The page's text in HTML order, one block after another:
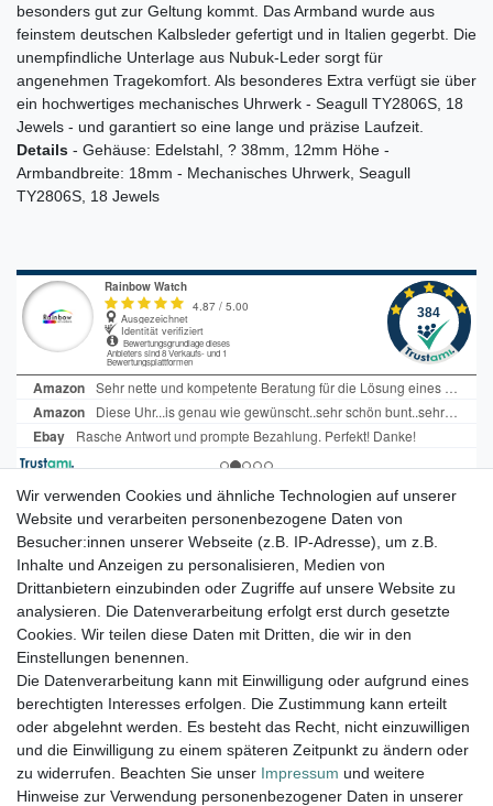
besonders gut zur Geltung kommt. Das Armband wurde aus
feinstem deutschen Kalbsleder gefertigt und in Italien gegerbt. Die
unempfindliche Unterlage aus Nubuk-Leder sorgt für
angenehmen Tragekomfort. Als besonderes Extra verfügt sie über
ein hochwertiges mechanisches Uhrwerk - Seagull TY2806S, 18
Jewels - und garantiert so eine lange und präzise Laufzeit.
Details - Gehäuse: Edelstahl, ? 38mm, 12mm Höhe -
Armbandbreite: 18mm - Mechanisches Uhrwerk, Seagull
TY2806S, 18 Jewels
Tauchen Sie ein in die faszinierende
Welt der Farbuhren von Paul
Heimbach.
Viel Spaß beim Stöbern.
Versand innerhalb 24h, außer am WE.
14 Tage Rückgaberecht
Versandkostenfrei ab 100€ in D
Wir verwenden Cookies und ähnliche Technologien auf unserer
Website und verarbeiten personenbezogene Daten von
Besucher:innen unserer Webseite (z.B. IP-Adresse), um z.B.
Inhalte und Anzeigen zu personalisieren, Medien von
Drittanbietern einzubinden oder Zugriffe auf unsere Website zu
analysieren. Die Datenverarbeitung erfolgt erst durch gesetzte
Cookies. Wir teilen diese Daten mit Dritten, die wir in den
Einstellungen benennen.
Die Datenverarbeitung kann mit Einwilligung oder aufgrund eines
berechtigten Interesses erfolgen. Die Zustimmung kann erteilt
oder abgelehnt werden. Es besteht das Recht, nicht einzuwilligen
und die Einwilligung zu einem späteren Zeitpunkt zu ändern oder
zu widerrufen. Beachten Sie unser Impressum und weitere
Hinweise zur Verwendung personenbezogener Daten in unserer